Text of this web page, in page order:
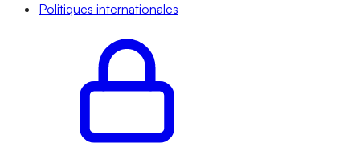
Politiques internationales